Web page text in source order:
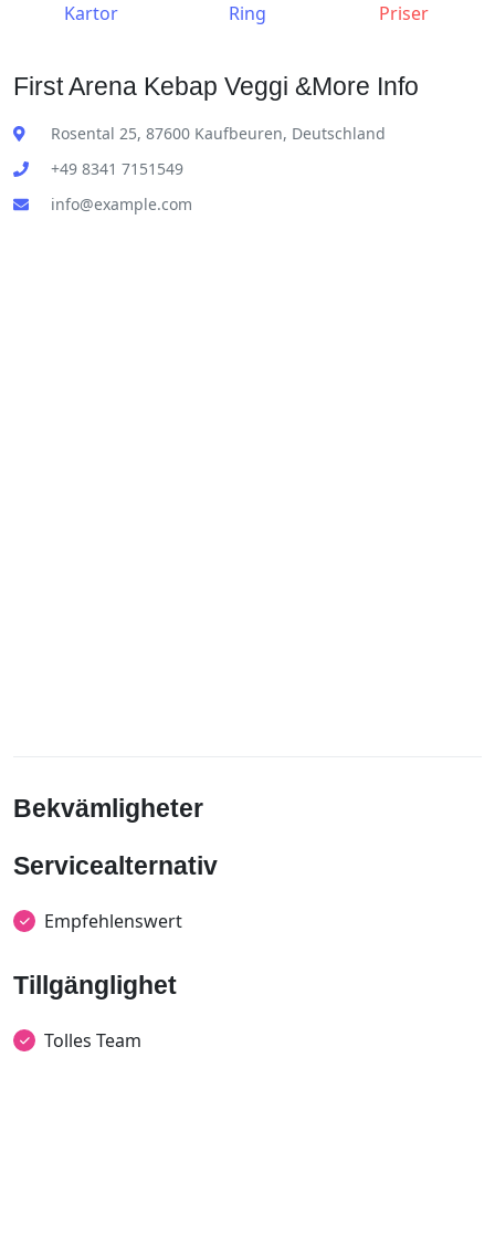
Kartor Ring Priser
First Arena Kebap Veggi &More Info
Rosental 25, 87600 Kaufbeuren, Deutschland
+49 8341 7151549
info@example.com
Bekvämligheter
Servicealternativ
Empfehlenswert
Tillgänglighet
Tolles Team